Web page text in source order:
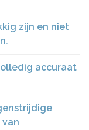
zijn en niet
accuraat